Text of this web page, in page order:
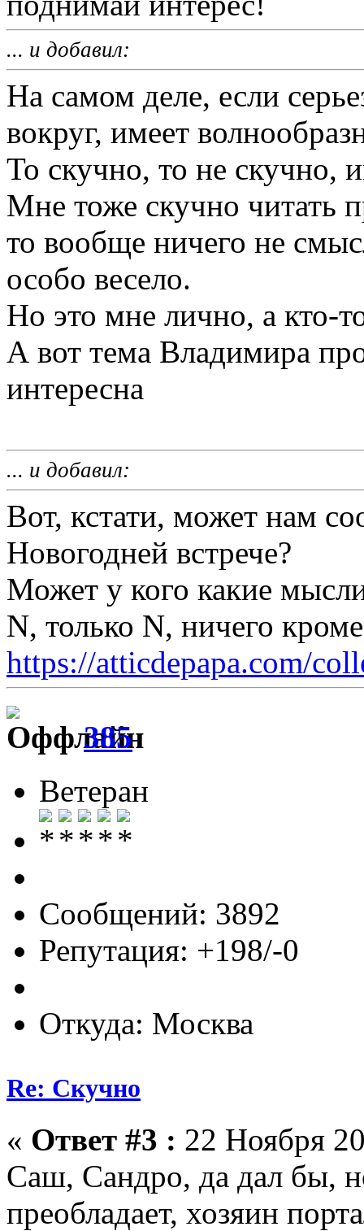
... и добавил:
На самом деле, если
вокруг, имеет
То скучно, то не скучно,
Мне тоже скучно читать
то вообще ничего не
особо весело.
Но это мне лично, а кто-
А вот тема Владимира
интересна
... и добавил:
Вот, кстати, может нам
Новогодней встрече?
Может у кого какие
N, только N, ничего
https://atticdepapa.com/
385
Ветеран
Сообщений: 3892
Репутация: +198/-0
Откуда: Москва
Re: Скучно
« Ответ #3 : 22 Ноября
Саш, Сандро, да дал бы,
преобладает, хозяин